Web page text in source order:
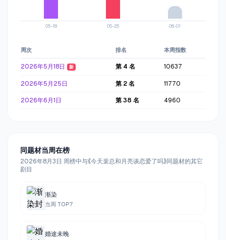
05-18 05-25 06-01
周次 排名 本周指数
2026年5月18日 新 第 4 名 10637
2026年5月25日 第 2 名 11770
2026年6月1日 第 38 名 4960
同题材当周在榜
2026年8月3日 周榜中与《今天裴总和月亮谈恋爱了吗》同题材的其它
剧目
渐染
当周 TOP7
婚途未晚